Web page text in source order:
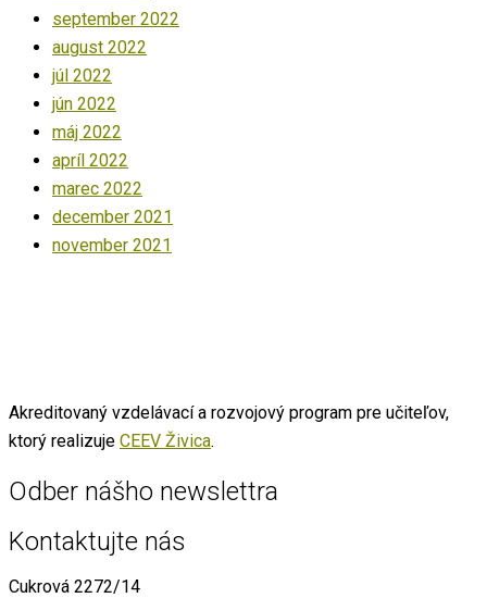
september 2022
august 2022
júl 2022
jún 2022
máj 2022
apríl 2022
marec 2022
december 2021
november 2021
Akreditovaný vzdelávací a rozvojový program pre učiteľov,
ktorý realizuje CEEV Živica.
Odber nášho newslettra
Kontaktujte nás
Cukrová 2272/14